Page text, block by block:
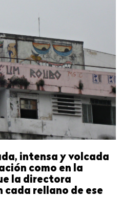
intensa y volcada
como en la
la directora
cada rellano de ese